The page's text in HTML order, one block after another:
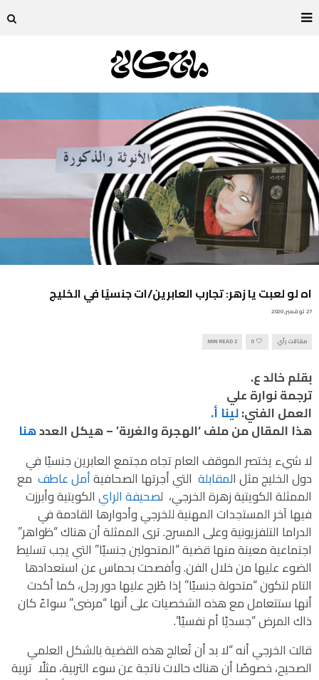
اه لو لعبت يا زهر: تجارب العابرين/ات جنسيًا في الخليج
27 نوفمبر, 2020
مقالات رأي 0
2 MIN READ
بقلم خالد ع.
ترجمة نوارة علي
العمل الفني:لينا أ.
هذا المقال من ملف ‘الهجرة والغربة’ – هيكل العددهنا
لا شيء يختصر الموقف العام تجاه مجتمع العابرين جنسيًا في
دول الخليج مثل المقابلة التي أجرتها الصحافيةأمل عاطف مع
الممثلة الكويتية زهرة الخرجي، لصحيفة الرايالكويتية وأبرزت
فيها آخر المستجدات المهنية للخرجي وأدوارها القادمة في
الدراما التلفزيونية وعلى المسرح. ترى الممثلة أن هناك “ظواهر”
اجتماعية معينة منها قضية “المتحولين جنسيًا” التي يجب تسليط
الضوء عليها من خلال الفن. وأفصحت بحماس عن استعدادها
التام لتكون “متحولة جنسيًا” إذا طُرح عليها دور رجل، كما أكدت
أنها ستتعامل مع هذه الشخصيات على أنها “مرضى” سواءً كان
ذاك المرض “جسديًا أم نفسيًا”.
قالت الخرجي أنه “لا بد أن تُعالج هذه القضية بالشكل العلمي
الصحيح، خصوصًا أن هناك حالات ناتجة عن سوء التربية، مثلًا تربية